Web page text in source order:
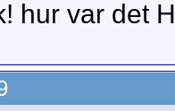
hur var det